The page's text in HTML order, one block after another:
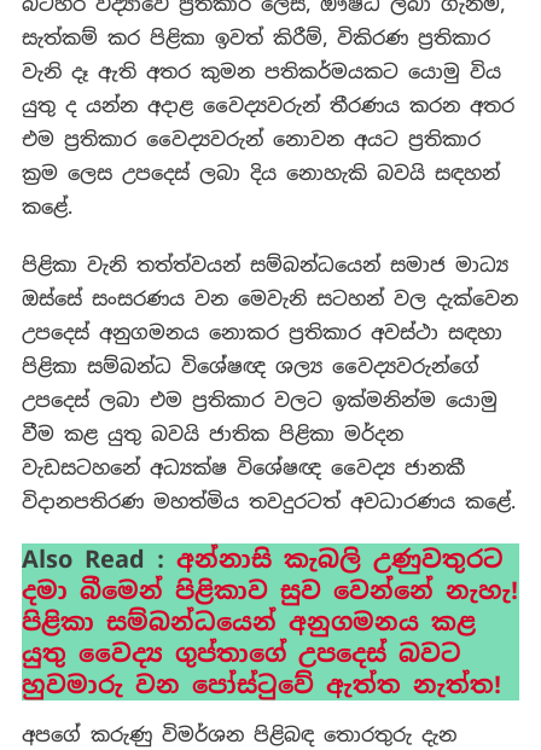
සැත්කම් කර පිළිකා ඉවත් කිරීම්, විකිරණ ප්‍රතිකාර
වැනි දෑ ඇති අතර කුමන පතිකර්මයකට යොමු විය
යුතු ද යන්න අදාළ වෛද්‍යවරුන් තීරණය කරන අතර
එම ප්‍රතිකාර වෛද්‍යවරුන් නොවන අයට ප්‍රතිකාර
ක්‍රම ලෙස උපදෙස් ලබා දිය නොහැකි බවයි සඳහන්
කළේ.
පිළිකා වැනි තත්ත්වයන් සම්බන්ධයෙන් සමාජ මාධ්‍ය
ඔස්සේ සංසරණය වන මෙවැනි සටහන් වල දැක්වෙන
උපදෙස් අනුගමනය නොකර ප්‍රතිකාර අවස්ථා සඳහා
පිළිකා සම්බන්ධ විශේෂඥ ශල්‍ය වෛද්‍යවරුන්ගේ
උපදෙස් ලබා එම ප්‍රතිකාර වලට ඉක්මනින්ම යොමු
වීම කළ යුතු බවයි ජාතික පිළිකා මර්දන
වැඩසටහනේ අධ්‍යක්ෂ විශේෂඥ වෛද්‍ය ජානකී
විදානපතිරණ මහත්මිය තවදුරටත් අවධාරණය කළේ.
Also Read : අන්නාසි කැබලි උණුවතුරට
දමා බීමෙන් පිළිකාව සුව වෙන්නේ නැහැ!
පිළිකා සම්බන්ධයෙන් අනුගමනය කළ
යුතු වෛද්‍ය ගුප්තාගේ උපදෙස් බවට
හුවමාරු වන පෝස්ටුවේ ඇත්ත නැත්ත!
අපගේ කරුණු විමර්ශන පිළිබඳ තොරතුරු දැන